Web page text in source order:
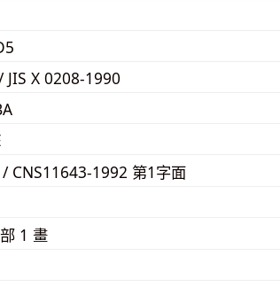
JIS X 0208-1990
CNS11643-1992 第1字面
部 1 畫